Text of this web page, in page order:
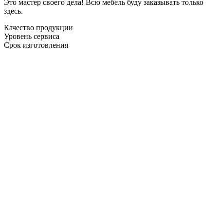
Это мастер своего дела! Всю мебель буду заказывать только
здесь.
Качество продукции
Уровень сервиса
Срок изготовления